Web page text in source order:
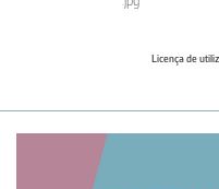
Licença de